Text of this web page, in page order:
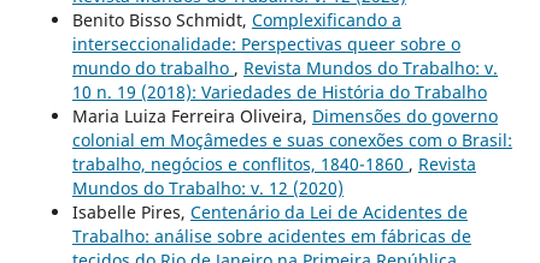
Benito Bisso Schmidt, Complexificando a
interseccionalidade: Perspectivas queer sobre o
mundo do trabalho , Revista Mundos do Trabalho: v.
10 n. 19 (2018): Variedades de História do Trabalho
Maria Luiza Ferreira Oliveira, Dimensões do governo
colonial em Moçâmedes e suas conexões com o Brasil:
trabalho, negócios e conflitos, 1840-1860 , Revista
Mundos do Trabalho: v. 12 (2020)
Isabelle Pires, Centenário da Lei de Acidentes de
Trabalho: análise sobre acidentes em fábricas de